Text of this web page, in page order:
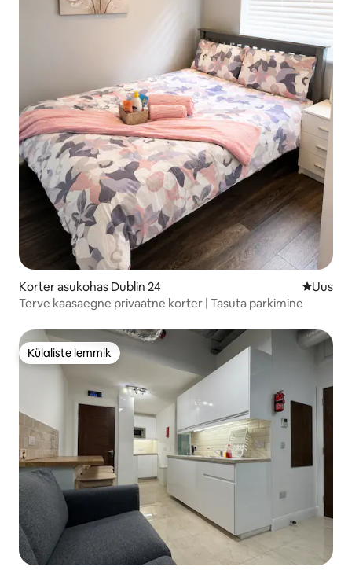
Korter asukohas Dublin 24 Uus
Uus
Terve kaasaegne privaatne korter | Tasuta parkimine
Külaliste lemmik
Külaliste lemmik